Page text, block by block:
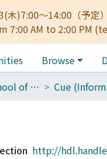
木)7:00～14:00（予
7:00 AM to 2:00 PM
Browse
090_Graduate School of Engineering
http://